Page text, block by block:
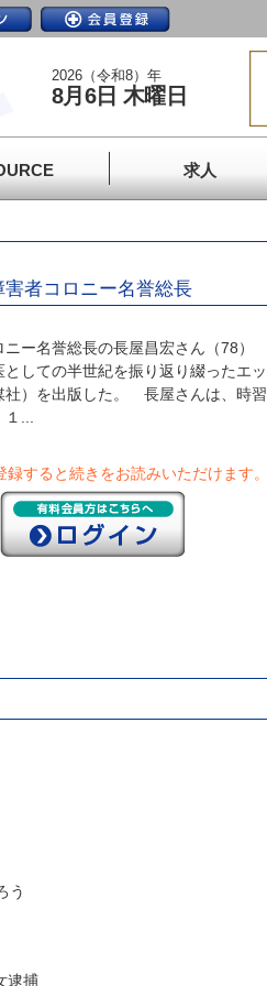
2026（令和8）年
8月6日 木曜日
求人
者コロニー名誉総長
ー名誉総長の長屋昌宏さん（78）
しての半世紀を振り返り綴ったエッ
）を出版した。 長屋さんは、時習
...
録すると続きをお読みいただけます。
う
逮捕